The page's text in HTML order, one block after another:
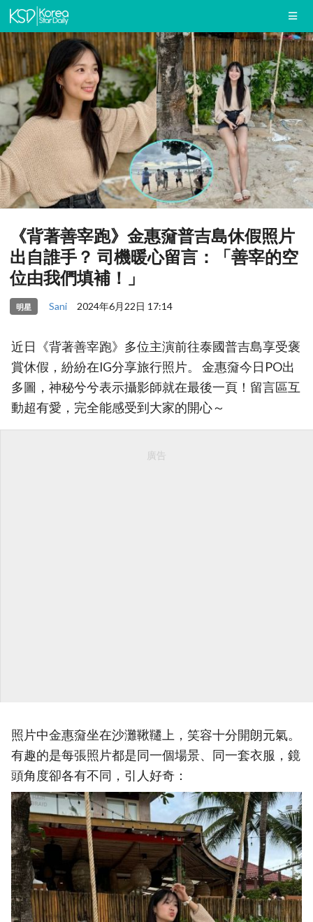
《背著善宰跑》金惠奫普吉島休假照片
出自誰手？ 司機暖心留言：「善宰的空
位由我們填補！」
明星 Sani 2024年6月22日 17:14
近日《背著善宰跑》多位主演前往泰國普吉島享受褒
賞休假，紛紛在IG分享旅行照片。 金惠奫今日PO出
多圖，神秘兮兮表示攝影師就在最後一頁！留言區互
動超有愛，完全能感受到大家的開心～
廣告
照片中金惠奫坐在沙灘鞦韆上，笑容十分開朗元氣。
有趣的是每張照片都是同一個場景、同一套衣服，鏡
頭角度卻各有不同，引人好奇：